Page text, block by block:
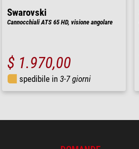
Swarovski
Cannocchiali ATS 65 HD, visione angolare
$ 1.970,00
spedibile in 3-7 giorni